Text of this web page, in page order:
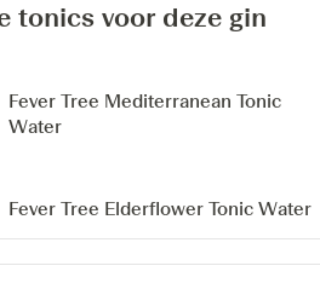
tonics voor deze gin
Fever Tree Mediterranean Tonic
Water
Fever Tree Elderflower Tonic Water